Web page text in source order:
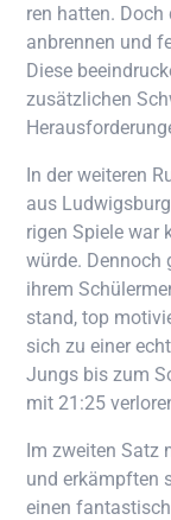
ren hat­ten.
anbren­nen und
Die­se
zusätz­li­chen
In der wei­te­ren
aus
ri­gen Spie­le war
wür­de. Den­noch
ihrem
stand, top
sich zu einer
Jungs bis zum
mit 21:25
Im zwei­ten Satz
und erkämpf­ten
einen